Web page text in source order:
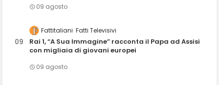
09 agosto
Fattitaliani Fatti Televisivi
Rai 1, “A Sua Immagine” racconta il Papa ad Assisi
con migliaia di giovani europei
09 agosto